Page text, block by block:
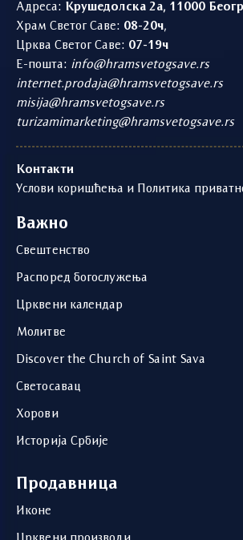
Адреса: Крушедолска 2а, 11000
Храм Светог Саве: 08-20ч,
Црква Светог Саве: 07-19ч
Е-пошта: info@hramsvetogsave.rs
internet.prodaja@hramsvetogsave.rs
misija@hramsvetogsave.rs
turizamimarketing@hramsvetogsave.rs
Контакти
Услови коришћења и Политика
Важно
Свештенство
Распоред богослужења
Црквени календар
Молитве
Discover the Church of Saint Sava
Светосавац
Хорови
Историја Србије
Продавница
Иконе